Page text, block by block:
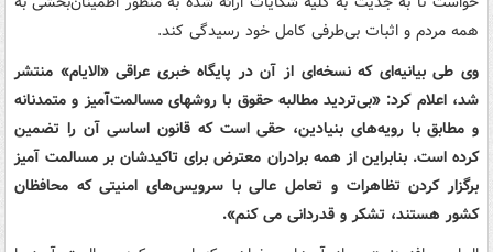
همه مردم و اثبات بی‌طرفی کامل خود رسیدگی کند.
وی طی بیانیه‌ای که نسخه‌ای از آن در پایگاه خبری عراقی «الایام» منتشر
شد، اعلام کرد: «بی‌تردید مطالبه حقوق با روشهای مسالمت‌آمیز و متمدنانه
و مطابق با رویه‌های بنیادین، حقی است که قانون اساسی آن را تضمین
کرده است. بنابراین از همه برادران معترض برای تاکیدشان بر مسالمت آمیز
برگزار کردن تظاهرات و تعامل عالی با سرویس‌های امنیتی که محافظان
کشور هستند، تشکر و قدردانی می کنم».